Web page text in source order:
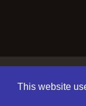
This website